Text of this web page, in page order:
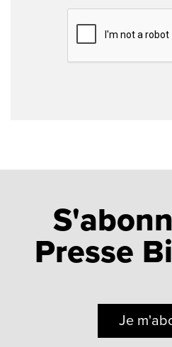
Presse
Je